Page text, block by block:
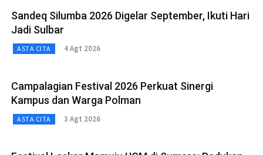
Sandeq Silumba 2026 Digelar September, Ikuti Hari
Jadi Sulbar
ASTA CITA 4 Agt 2026
Campalagian Festival 2026 Perkuat Sinergi
Kampus dan Warga Polman
ASTA CITA 3 Agt 2026